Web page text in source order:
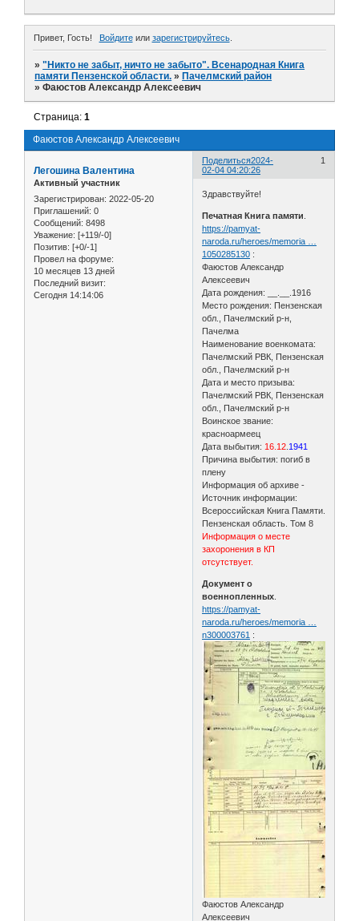
Привет, Гость! Войдитеили зарегистрируйтесь.
»"Никто не забыт, ничто не забыто". Всенародная Книга
памяти Пензенской области. » Пачелмский район
»Фаюстов Александр Алексеевич
Фаюстов Александр Алексеевич
Страница:1
Поделиться 1
2024-
02-04 04:20:26
Легошина Валентина
Активный участник
Зарегистрирован: 2022-05-20
Приглашений: 0
Сообщений: 8498
Уважение: [+119/-0]
Позитив: [+0/-1]
Провел на форуме:
10 месяцев 13 дней
Последний визит:
Сегодня 14:14:06
Здравствуйте!
Печатная Книга памяти
https://pamyat-
naroda.ru/heroes/memoria …
1050285130 :
Фаюстов Александр
Алексеевич
Дата рождения: __.__.1916
Место рождения: Пензенская
обл., Пачелмский р-н,
Пачелма
Наименование военкомата:
Пачелмский РВК, Пензенская
обл., Пачелмский р-н
Дата и место призыва:
Пачелмский РВК, Пензенская
обл., Пачелмский р-н
Воинское звание:
красноармеец
Дата выбытия: 16.12 1941
Причина выбытия: погиб в
плену
Информация об архиве -
Источник информации:
Всероссийская Книга Памяти.
Пензенская область. Том 8
Информация о месте
захоронения в КП
отсутствует.
Документ о
военнопленных
https://pamyat-
naroda.ru/heroes/memoria …
n300003761 :
Фаюстов Александр
Алексеевич